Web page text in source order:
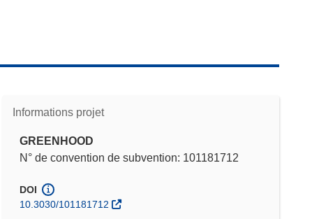
Informations projet
GREENHOOD
N° de convention de subvention: 101181712
DOI
10.3030/101181712